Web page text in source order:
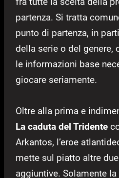
partenza. Si tratta
punto di partenza, in
della serie o del genere,
le informazioni base
giocare seriamente.
Oltre alla prima e
La caduta del Tridente
Arkantos, l’eroe
mette sul piatto altre
aggiuntive. Solamente